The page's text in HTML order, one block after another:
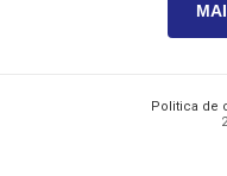
Politica de